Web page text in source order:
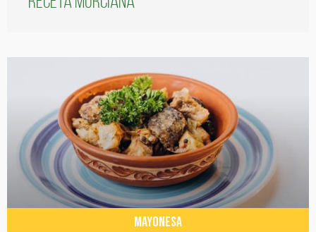
MAYONESA